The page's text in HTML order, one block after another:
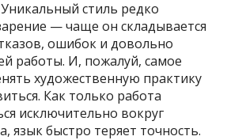
стиль редко
— чаще он складывается
ошибок и довольно
работы. И, пожалуй, самое
художественную практику
Как только работа
исключительно вокруг
язык быстро теряет точность.